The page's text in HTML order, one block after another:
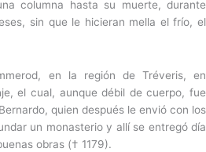
columna hasta su muerte, durante
sin que le hicieran mella el frío, el
en la región de Tréveris, en
el cual, aunque débil de cuerpo, fue
quien después le envió con los
un monasterio y allí se entregó día
obras († 1179).